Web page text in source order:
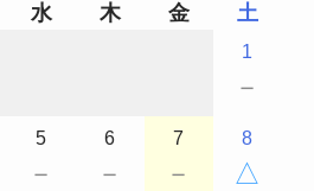
水 木 金 土
1
－
5
－
6
－
7
－
8
△